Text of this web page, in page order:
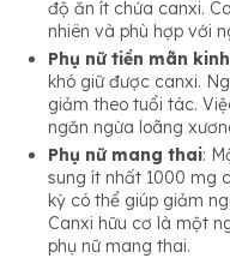
độ ăn ít chứa canxi.
nhiên và phù hợp với
Phụ nữ tiền mãn kinh
khó giữ được canxi.
giảm theo tuổi tác.
ngăn ngừa loãng
Phụ nữ mang thai:
sung ít nhất 1000 mg
kỳ có thể giúp giảm
Canxi hữu cơ là một
phụ nữ mang thai.